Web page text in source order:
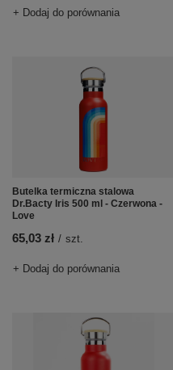
+ Dodaj do porównania
Butelka termiczna stalowa
Dr.Bacty Iris 500 ml - Czerwona -
Love
65,03 zł / szt.
+ Dodaj do porównania